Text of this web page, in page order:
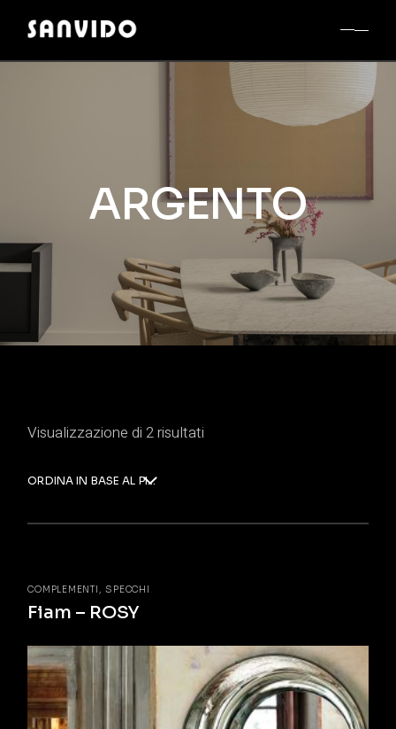
ARGENTO
Visualizzazione di 2 risultati
ORDINA IN BASE AL PIÙ RECENTE
COMPLEMENTI SPECCHI
Fiam – ROSY